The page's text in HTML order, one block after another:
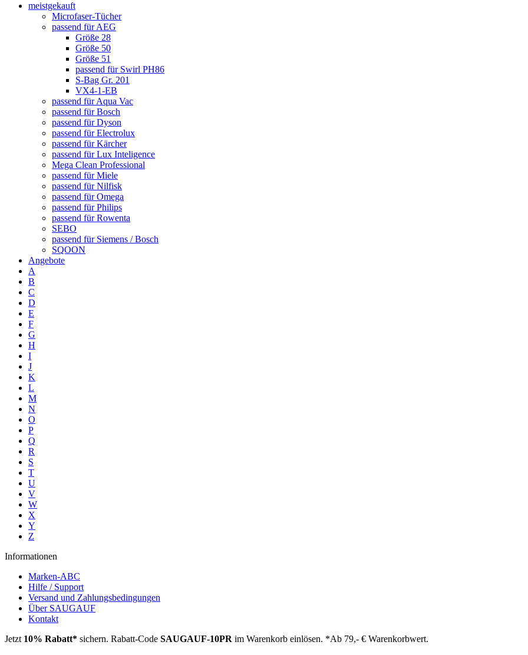
meistgekauft
Microfaser-Tücher
passend für AEG
Größe 28
Größe 50
Größe 51
passend für Swirl PH86
S-Bag Gr. 201
VX4-1-EB
passend für Aqua Vac
passend für Bosch
passend für Dyson
passend für Electrolux
passend für Kärcher
passend für Lux Inteligence
Mega Clean Professional
passend für Miele
passend für Nilfisk
passend für Omega
passend für Philips
passend für Rowenta
SEBO
passend für Siemens / Bosch
SQOON
Angebote
A
B
C
D
E
F
G
H
I
J
K
L
M
N
O
P
Q
R
S
T
U
V
W
X
Y
Z
Informationen
Marken-ABC
Hilfe / Support
Versand und Zahlungsbedingungen
Über SAUGAUF
Kontakt
Jetzt 10% Rabatt* sichern. Rabatt-Code SAUGAUF-10PR im Warenkorb einlösen. *Ab 79,- € Warenkorbwert.